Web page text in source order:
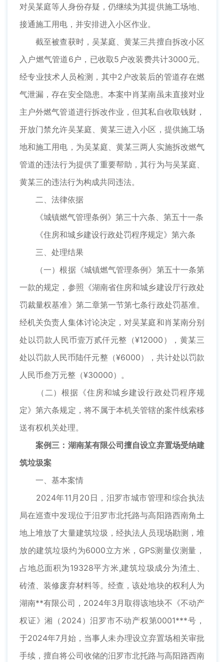
对吴某庭等人身份存疑，仍继续为其提供施工场地、
接通施工用电，并安排进入小区作业。
截至被查获时，吴某庭、黄某三共擅自拆改小区
入户燃气管道6户，已收取5户改装费共计3000元。
经专业技术人员检测，其中2户改装后的管道存在燃
气泄漏，存在安全隐患。本案中肖某南虽未直接对业
主户外燃气管道进行拆改作业，但其私自收取钱财，
开放门禁允许吴某庭、黄某三进入小区，提供施工场
地和施工用电，为吴某庭、黄某三两人实施拆改燃气
管道的违法行为提供了重要帮助，其行为与吴某庭、
黄某三的违法行为构成共同违法。
二、法律依据
《城镇燃气管理条例》第三十六条、第五十一条
《住房和城乡建设行政处罚程序规定》第六条
三、处理结果
（一）根据《城镇燃气管理条例》第五十一条第
一款的规定，参照《湖南省住房和城乡建设厅行政处
罚裁量权基准》第二章第一节第七条行政处罚基准。
经机关负责人集体讨论决定，对吴某庭和肖某南分别
处以罚款人民币壹万贰仟元整（¥12000），黄某三
处以罚款人民币陆仟元整（¥6000），共计处以罚款
人民币叁万元整（¥30000）。
（二）根据《住房和城乡建设行政处罚程序规
定》第六条规定，将不属于本机关管辖的案件线索移
送有权机关处理。
案例三：湖南某有限公司擅自设立弃置场受纳建
筑垃圾案
一、基本案情
2024年11月20日，汨罗市城市管理和综合执法
局在巡查中发现位于汨罗市北托路与高阳路西南角土
地上堆放了大量建筑垃圾，经执法人员现场勘测，堆
放的建筑垃圾约为6000立方米，GPS测量仪测量，
占地总面积为19328平方米,建筑垃圾成分为渣土、
砖渣、装修废弃材料等。经查，该处地块的权利人为
湖南**有限公司，2024年3月取得该地块不《不动产
权证》湘（2024）汨罗市不动产权第0001***号，
于2024年7月始，当事人未办理设立弃置场相关审批
手续，擅自将公司收储的汨罗市北托路与高阳路西南